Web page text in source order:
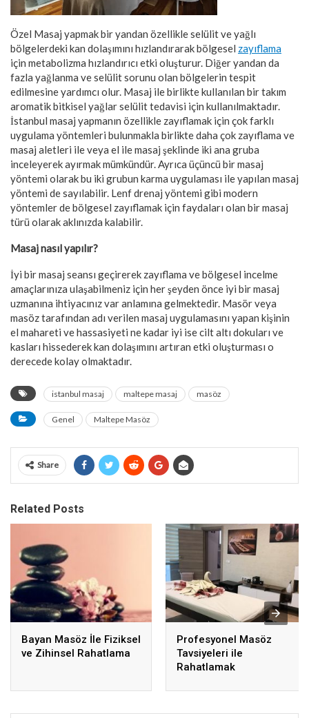
Özel Masaj yapmak bir yandan özellikle selülit ve yağlı
bölgelerdeki kan dolaşımını hızlandırarak bölgesel zayıflama
için metabolizma hızlandırıcı etki oluşturur. Diğer yandan da
fazla yağlanma ve selülit sorunu olan bölgelerin tespit
edilmesine yardımcı olur. Masaj ile birlikte kullanılan bir takım
aromatik bitkisel yağlar selülit tedavisi için kullanılmaktadır.
İstanbul masaj yapmanın özellikle zayıflamak için çok farklı
uygulama yöntemleri bulunmakla birlikte daha çok zayıflama ve
masaj aletleri ile veya el ile masaj şeklinde iki ana gruba
inceleyerek ayırmak mümkündür. Ayrıca üçüncü bir masaj
yöntemi olarak bu iki grubun karma uygulaması ile yapılan masaj
yöntemi de sayılabilir. Lenf drenaj yöntemi gibi modern
yöntemler de bölgesel zayıflamak için faydaları olan bir masaj
türü olarak aklınızda kalabilir.
Masaj nasıl yapılır?
İyi bir masaj seansı geçirerek zayıflama ve bölgesel incelme
amaçlarınıza ulaşabilmeniz için her şeyden önce iyi bir masaj
uzmanına ihtiyacınız var anlamına gelmektedir. Masör veya
masöz tarafından adı verilen masaj uygulamasını yapan kişinin
el mahareti ve hassasiyeti ne kadar iyi ise cilt altı dokuları ve
kasları hissederek kan dolaşımını artıran etki oluşturması o
derecede kolay olmaktadır.
istanbul masaj maltepe masaj masöz
Genel Maltepe Masöz
Share
Related Posts
Bayan Masöz İle Fiziksel
ve Zihinsel Rahatlama
Profesyonel Masöz
Tavsiyeleri ile
Rahatlamak